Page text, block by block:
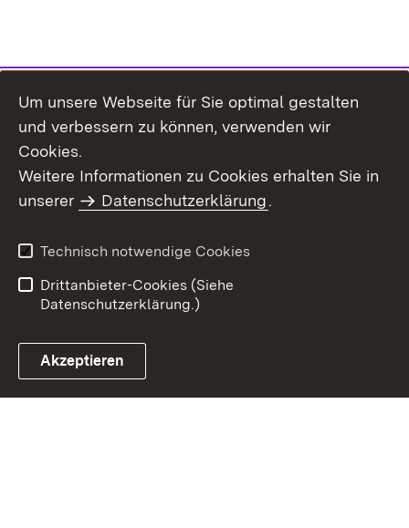
Benutzungshinweise
Erklärung zur
Um unsere Webseite für Sie optimal gestalten
und verbessern zu können, verwenden wir
Cookies.
Weitere Informationen zu Cookies erhalten Sie in
unserer
Datenschutzerklärung.
Technisch notwendige Cookies
Drittanbieter-Cookies (Siehe
Datenschutzerklärung.)
Akzeptieren